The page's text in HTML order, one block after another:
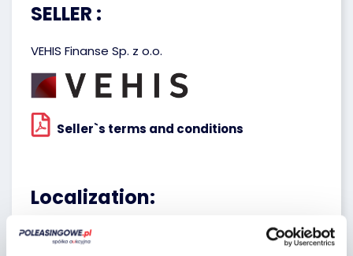
SELLER :
VEHIS Finanse Sp. z o.o.
Seller`s terms and conditions
Localization:
Tarczyn,